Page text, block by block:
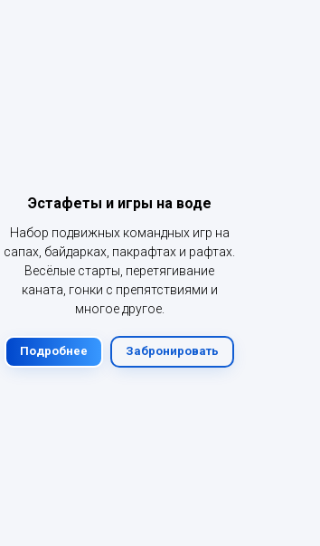
Эстафеты и игры на воде
Набор подвижных командных игр на
сапах, байдарках, пакрафтах и рафтах.
Весёлые старты, перетягивание
каната, гонки с препятствиями и
многое другое.
Подробнее Забронировать